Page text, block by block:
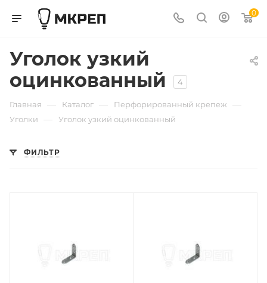
0
Уголок узкий
оцинкованный
4
Главная — Каталог — Перфорированный крепеж —
Уголки — Уголок узкий оцинкованный
ФИЛЬТР